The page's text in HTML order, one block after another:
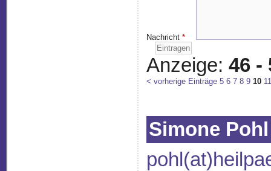
Nachricht*
Anzeige:46 -
< vorherige Einträge 5 6 7 8 9 10
Simone